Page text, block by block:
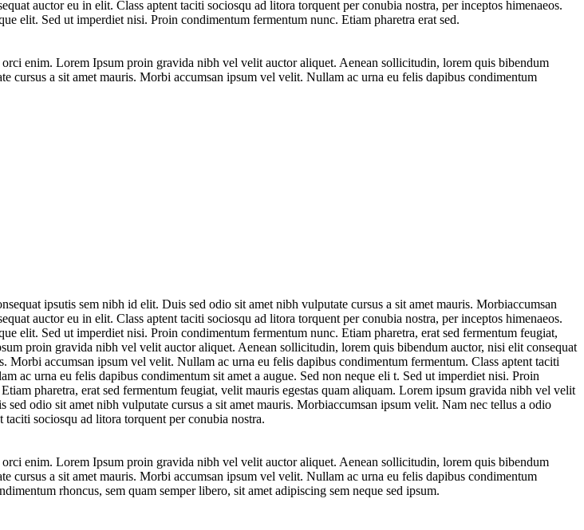
auctor eu in elit. Class aptent taciti sociosqu ad litora torquent per conubia nostra, per inceptos himenaeos.
elit. Sed ut imperdiet nisi. Proin condimentum fermentum nunc. Etiam pharetra erat sed.
enim. Lorem Ipsum proin gravida nibh vel velit auctor aliquet. Aenean sollicitudin, lorem quis bibendum
cursus a sit amet mauris. Morbi accumsan ipsum vel velit. Nullam ac urna eu felis dapibus condimentum
ipsutis sem nibh id elit. Duis sed odio sit amet nibh vulputate cursus a sit amet mauris. Morbiaccumsan
auctor eu in elit. Class aptent taciti sociosqu ad litora torquent per conubia nostra, per inceptos himenaeos.
elit. Sed ut imperdiet nisi. Proin condimentum fermentum nunc. Etiam pharetra, erat sed fermentum feugiat,
proin gravida nibh vel velit auctor aliquet. Aenean sollicitudin, lorem quis bibendum auctor, nisi elit consequat
accumsan ipsum vel velit. Nullam ac urna eu felis dapibus condimentum fermentum. Class aptent taciti
ac urna eu felis dapibus condimentum sit amet a augue. Sed non neque eli t. Sed ut imperdiet nisi. Proin
pharetra, erat sed fermentum feugiat, velit mauris egestas quam aliquam. Lorem ipsum gravida nibh vel velit
odio sit amet nibh vulputate cursus a sit amet mauris. Morbiaccumsan ipsum velit. Nam nec tellus a odio
sociosqu ad litora torquent per conubia nostra.
enim. Lorem Ipsum proin gravida nibh vel velit auctor aliquet. Aenean sollicitudin, lorem quis bibendum
cursus a sit amet mauris. Morbi accumsan ipsum vel velit. Nullam ac urna eu felis dapibus condimentum
rhoncus, sem quam semper libero, sit amet adipiscing sem neque sed ipsum.